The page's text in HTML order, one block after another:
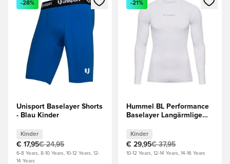
-28%
Unisport Baselayer Shorts
- Blau Kinder
Kinder
€ 17,95€ 24,95
6-8 Years, 8-10 Years, 10-12 Years, 12-
14 Years
-21%
Hummel BL Performance
Baselayer Langärmlige
Kinder
€ 29,95€ 37,95
10-12 Years, 12-14 Years, 14-16 Years